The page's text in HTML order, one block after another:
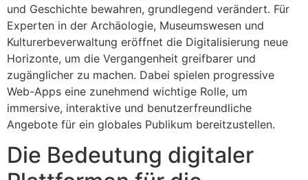
und Geschichte bewahren, grundlegend verändert. Für
Experten in der Archäologie, Museumswesen und
Kulturerbeverwaltung eröffnet die Digitalisierung neue
Horizonte, um die Vergangenheit greifbarer und
zugänglicher zu machen. Dabei spielen progressive
Web-Apps eine zunehmend wichtige Rolle, um
immersive, interaktive und benutzerfreundliche
Angebote für ein globales Publikum bereitzustellen.
Die Bedeutung digitaler